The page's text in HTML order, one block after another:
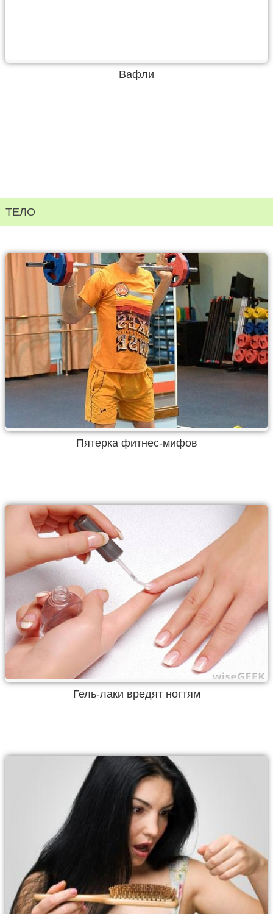
Вафли
ТЕЛО
Пятерка фитнес-мифов
Гель-лаки вредят ногтям